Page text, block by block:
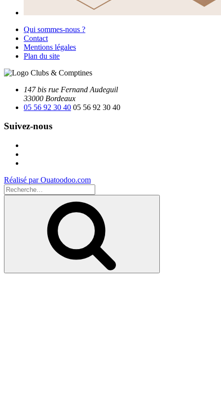
Qui sommes-nous ?
Contact
Mentions légales
Plan du site
147 bis rue Fernand Audeguil
33000 Bordeaux
05 56 92 30 40 05 56 92 30 40
Suivez-nous
Réalisé par Ouatoodoo.com
Recherche
pour